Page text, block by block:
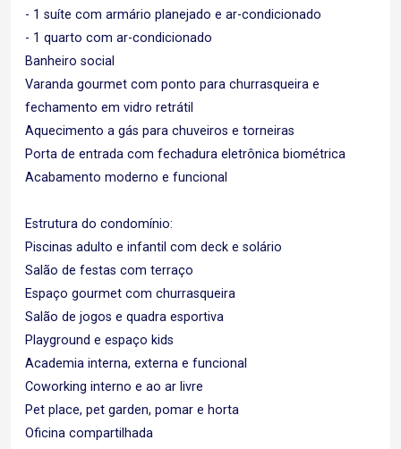
- 1 suíte com armário planejado e ar-condicionado
- 1 quarto com ar-condicionado
Banheiro social
Varanda gourmet com ponto para churrasqueira e
fechamento em vidro retrátil
Aquecimento a gás para chuveiros e torneiras
Porta de entrada com fechadura eletrônica biométrica
Acabamento moderno e funcional
Estrutura do condomínio:
Piscinas adulto e infantil com deck e solário
Salão de festas com terraço
Espaço gourmet com churrasqueira
Salão de jogos e quadra esportiva
Playground e espaço kids
Academia interna, externa e funcional
Coworking interno e ao ar livre
Pet place, pet garden, pomar e horta
Oficina compartilhada